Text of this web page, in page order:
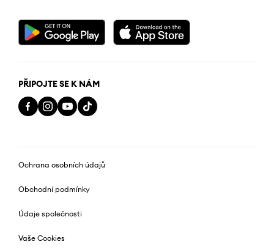
PŘIPOJTE SE K NÁM
Ochrana osobních údajů
Obchodní podmínky
Údaje společnosti
Vaše Cookies